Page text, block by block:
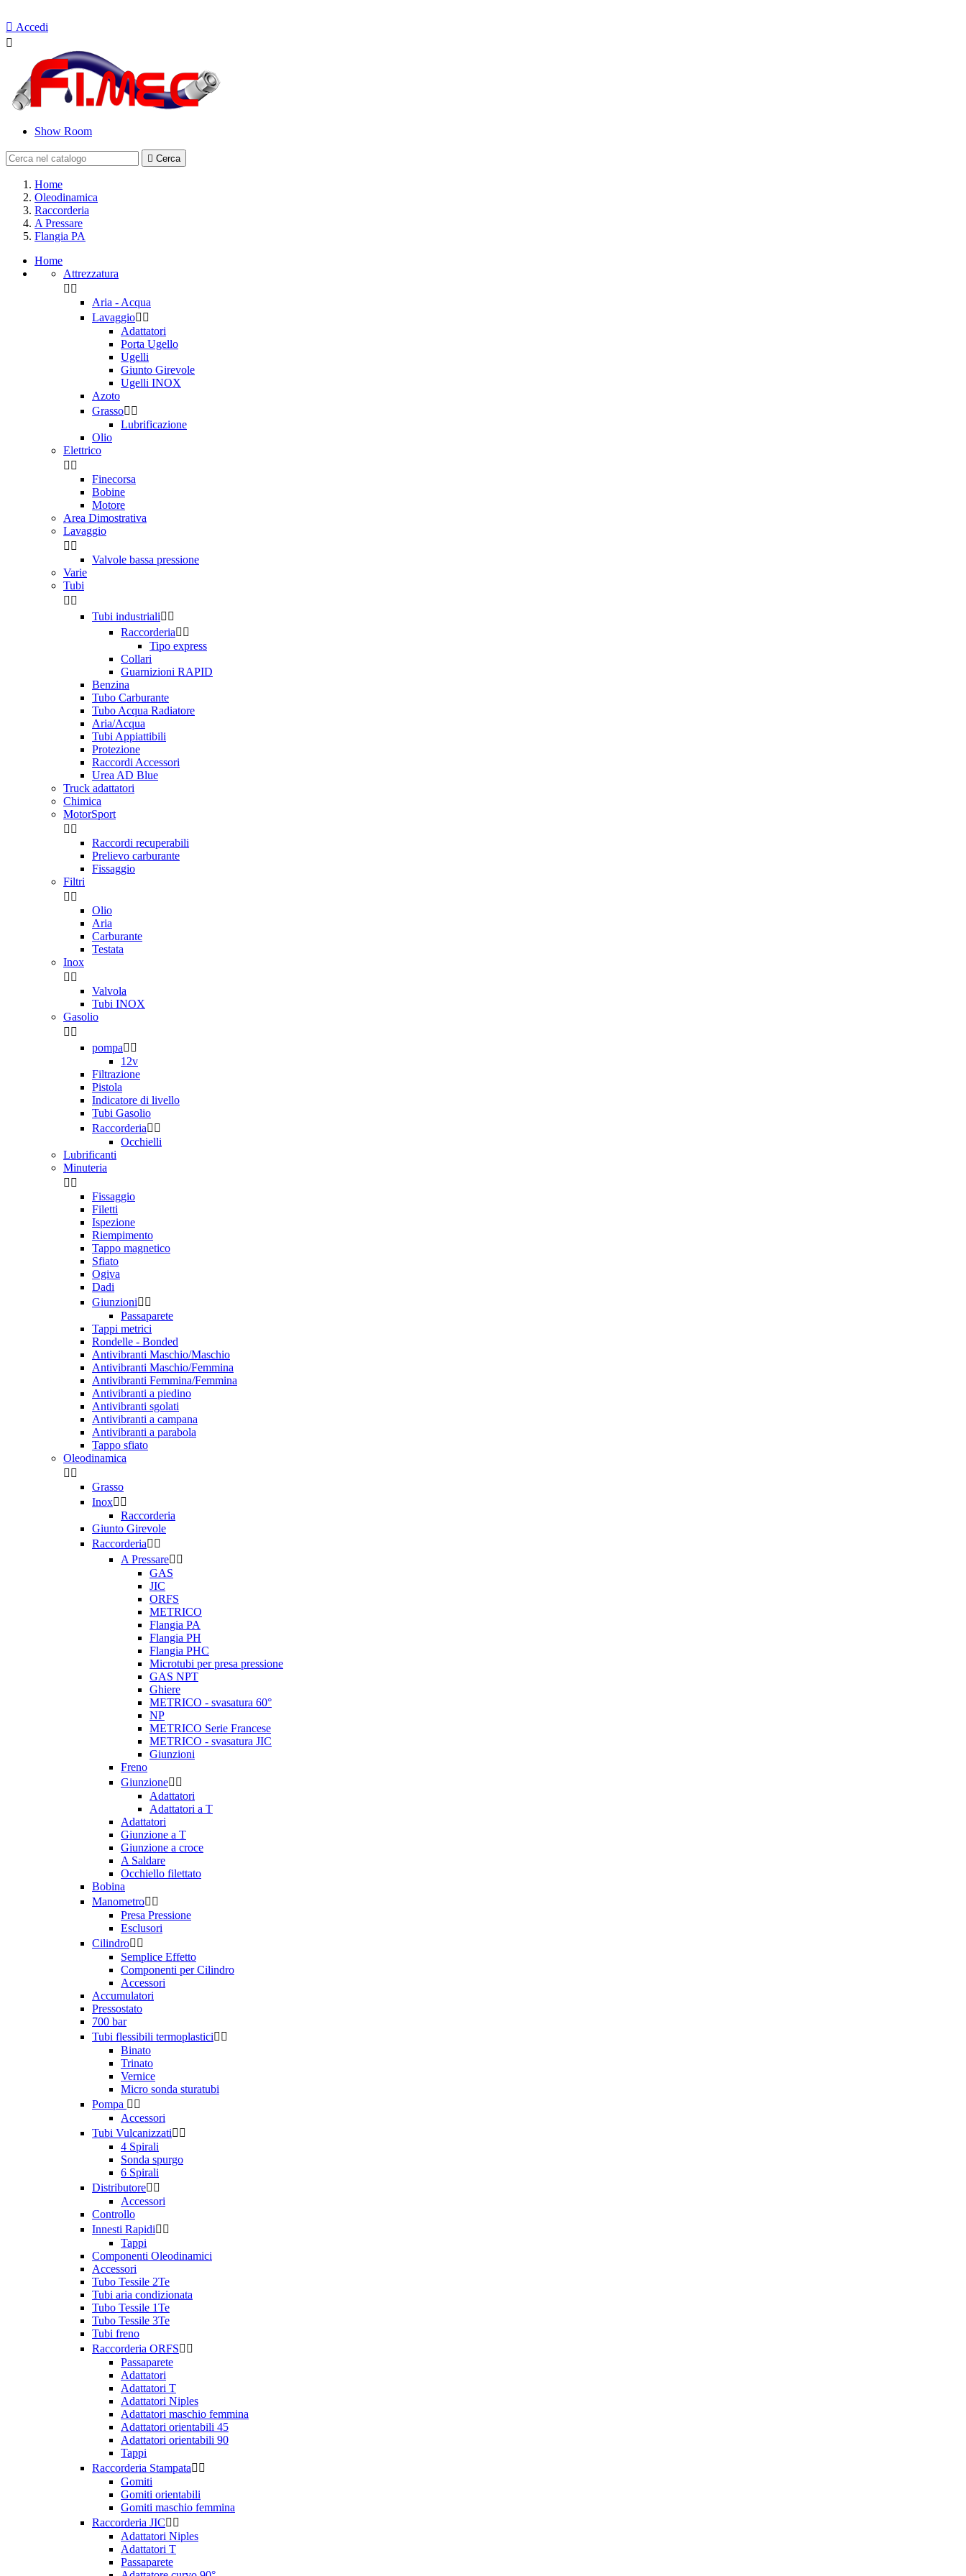
 Accedi

Show Room
 Cerca
Home
Oleodinamica
Raccorderia
A Pressare
Flangia PA
Home
Attrezzatura
 
Aria - Acqua
Lavaggio 
Adattatori
Porta Ugello
Ugelli
Giunto Girevole
Ugelli INOX
Azoto
Grasso 
Lubrificazione
Olio
Elettrico
 
Finecorsa
Bobine
Motore
Area Dimostrativa
Lavaggio
 
Valvole bassa pressione
Varie
Tubi
 
Tubi industriali 
Raccorderia 
Tipo express
Collari
Guarnizioni RAPID
Benzina
Tubo Carburante
Tubo Acqua Radiatore
Aria/Acqua
Tubi Appiattibili
Protezione
Raccordi Accessori
Urea AD Blue
Truck adattatori
Chimica
MotorSport
 
Raccordi recuperabili
Prelievo carburante
Fissaggio
Filtri
 
Olio
Aria
Carburante
Testata
Inox
 
Valvola
Tubi INOX
Gasolio
 
pompa 
12v
Filtrazione
Pistola
Indicatore di livello
Tubi Gasolio
Raccorderia 
Occhielli
Lubrificanti
Minuteria
 
Fissaggio
Filetti
Ispezione
Riempimento
Tappo magnetico
Sfiato
Ogiva
Dadi
Giunzioni 
Passaparete
Tappi metrici
Rondelle - Bonded
Antivibranti Maschio/Maschio
Antivibranti Maschio/Femmina
Antivibranti Femmina/Femmina
Antivibranti a piedino
Antivibranti sgolati
Antivibranti a campana
Antivibranti a parabola
Tappo sfiato
Oleodinamica
 
Grasso
Inox 
Raccorderia
Giunto Girevole
Raccorderia 
A Pressare 
GAS
JIC
ORFS
METRICO
Flangia PA
Flangia PH
Flangia PHC
Microtubi per presa pressione
GAS NPT
Ghiere
METRICO - svasatura 60°
NP
METRICO Serie Francese
METRICO - svasatura JIC
Giunzioni
Freno
Giunzione 
Adattatori
Adattatori a T
Adattatori
Giunzione a T
Giunzione a croce
A Saldare
Occhiello filettato
Bobina
Manometro 
Presa Pressione
Esclusori
Cilindro 
Semplice Effetto
Componenti per Cilindro
Accessori
Accumulatori
Pressostato
700 bar
Tubi flessibili termoplastici 
Binato
Trinato
Vernice
Micro sonda sturatubi
Pompa  
Accessori
Tubi Vulcanizzati 
4 Spirali
Sonda spurgo
6 Spirali
Distributore 
Accessori
Controllo
Innesti Rapidi 
Tappi
Componenti Oleodinamici
Accessori
Tubo Tessile 2Te
Tubi aria condizionata
Tubo Tessile 1Te
Tubo Tessile 3Te
Tubi freno
Raccorderia ORFS 
Passaparete
Adattatori
Adattatori T
Adattatori Niples
Adattatori maschio femmina
Adattatori orientabili 45
Adattatori orientabili 90
Tappi
Raccorderia Stampata 
Gomiti
Gomiti orientabili
Gomiti maschio femmina
Raccorderia JIC 
Adattatori Niples
Adattatori T
Passaparete